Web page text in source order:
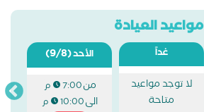
مواعيد العيادة
غداً
لا توجد مواعيد
متاحة
الأحد(9/8)
من7:00 م
الى10:00 م